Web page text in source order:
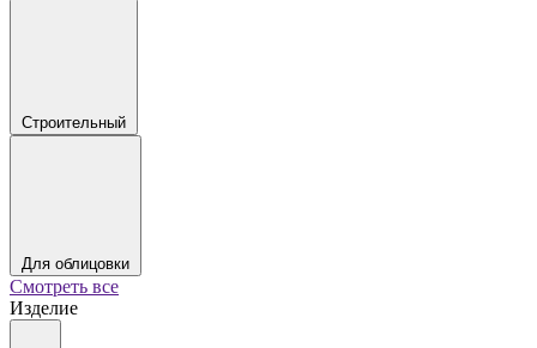
Строительный
Для облицовки
Смотреть все
Изделие